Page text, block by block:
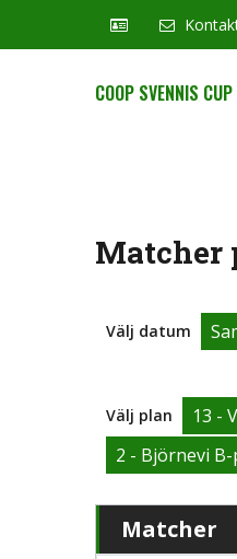
COOP SVENNIS
Matcher
Välj datum
Välj plan 13 -
2 - Björnevi B-
Matcher